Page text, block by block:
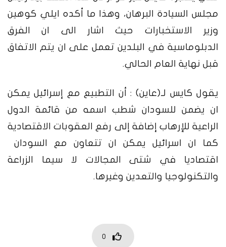
مجلس السيادة البرهان، وهذا ما أكده ايلي كوهين
وزير الاستخبارات حيث اشار الى ان الفرق
الدبلوماسية في البلدين تعمل على ان يتم الاتفاق
قبل نهاية العام الحالي.
يقول كايس لـ(عاين) : أن التطبيع مع إسرائيل يمكن
ان يضمن للسودان شطب اسمه من قائمة الدول
الراعية للإرهاب إضافة إلى رفع العقوبات الاقتصادية
كما ان اسرائيل يمكن ان تتعاون مع السودان
اقتصاديا في شتى المجالات لا سيما الزراعة
والتكنولوجيا والتعدين وغيرها.
0